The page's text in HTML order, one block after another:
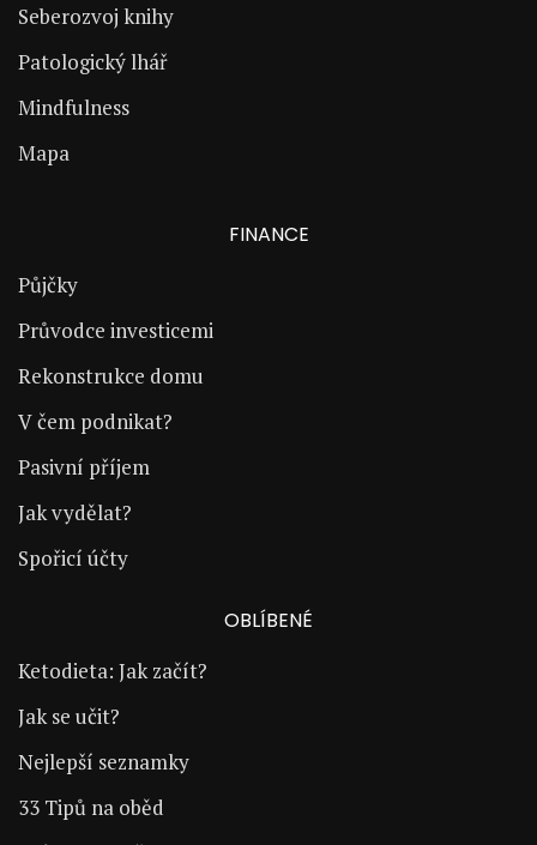
Seberozvoj knihy
Patologický lhář
Mindfulness
Mapa
FINANCE
Půjčky
Průvodce investicemi
Rekonstrukce domu
V čem podnikat?
Pasivní příjem
Jak vydělat?
Spořicí účty
OBLÍBENÉ
Ketodieta: Jak začít?
Jak se učit?
Nejlepší seznamky
33 Tipů na oběd